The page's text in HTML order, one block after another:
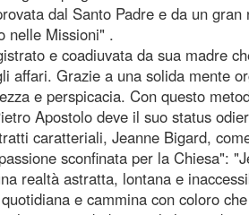
dal Santo Padre e da un
nelle Missioni" .
e coadiuvata da sua madre
affari. Grazie a una solida mente
e perspicacia. Con questo
Apostolo deve il suo status
caratteriali, Jeanne Bigard,
sconfinata per la Chiesa":
realtà astratta, lontana e
e cammina con coloro